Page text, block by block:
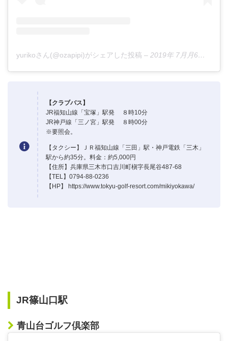
yurikoさん(@ozapipi)がシェアした投稿 – 2019年 7月月6日午後7時42分PDT
【クラブバス】
JR福知山線「宝塚」駅発 ８時10分
JR神戸線「三ノ宮」駅発 ８時00分
※要照会。
【タクシー】ＪＲ福知山線「三田」駅・神戸電鉄「三木」
駅から約35分。料金：約5,000円
【住所】兵庫県三木市口吉川町槇字長尾谷487-68
【TEL】0794-88-0236
【HP】 https://www.tokyu-golf-resort.com/mikiyokawa/
JR篠山口駅
青山台ゴルフ倶楽部